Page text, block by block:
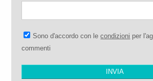
Sono d'accordo con lecondizioni per
commenti